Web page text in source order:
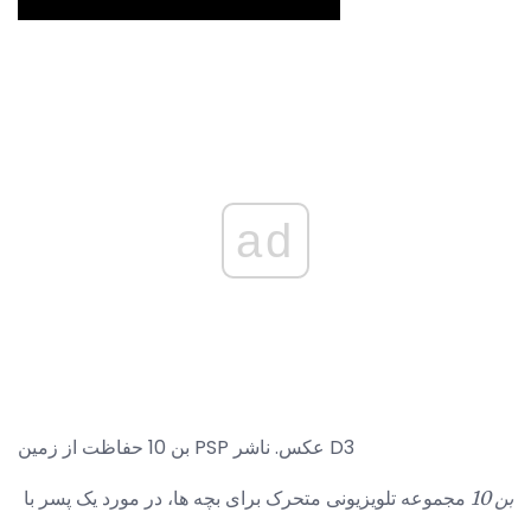
ad
بن 10 حفاظت از زمین PSP عکس. ناشر D3
بن 10
مجموعه تلویزیونی متحرک برای بچه ها، در مورد یک پسر با